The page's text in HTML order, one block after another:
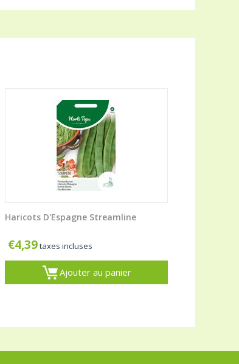
Haricots D'Espagne Streamline
€4,39taxes incluses
Ajouter au panier